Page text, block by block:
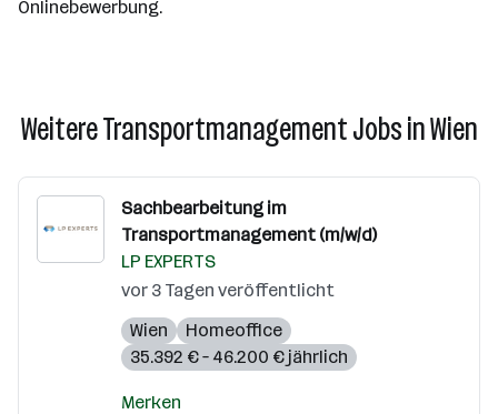
Onlinebewerbung.
Weitere Transportmanagement Jobs in Wien
Sachbearbeitung im
Transportmanagement (m/w/d)
LP EXPERTS
vor 3 Tagen veröffentlicht
Wien
Homeoffice
35.392 € – 46.200 € jährlich
Merken